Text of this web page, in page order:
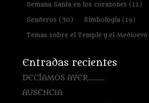
Semana Santa en los corazones (11)
Senderos (30) Simbología(19)
Temas sobre el Temple y el Medioevo
Entradas recientes
DECÍAMOS AYER………
AUSENCIA